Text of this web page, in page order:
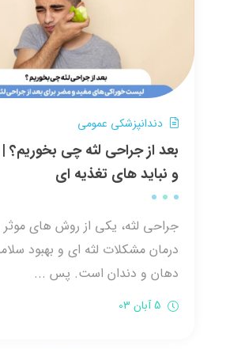
دندانپزشکی عمومی
بعد از جراحی لثه چی بخوریم؟ |
و نباید های تغذیه ای
جراحی لثه، یکی از روش‌ های موثر
درمان مشکلات لثه ‌ای و بهبود
دهان و دندان است. پس ...